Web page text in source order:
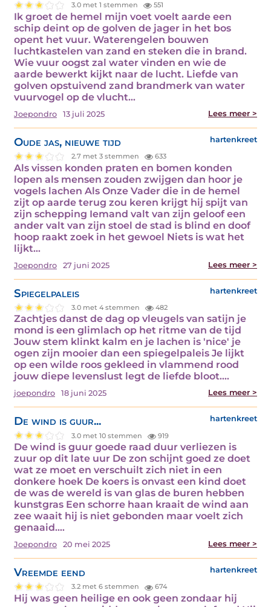
3.0 met 1 stemmen 551
Ik groet de hemel mijn voet voelt aarde een
schip deint op de golven de jager in het bos
opent het vuur. Waterengelen bouwen
luchtkastelen van zand en steken die in brand.
Wie vuur oogst zal water vinden en wie de
aarde bewerkt kijkt naar de lucht. Liefde van
golven opstuivend zand brandmerk van water
vuurvogel op de vlucht…
Joepondro 13 juli 2025 Lees meer >
Oude jas, nieuwe tijd hartenkreet
2.7 met 3 stemmen 633
Als vissen konden praten en bomen konden
lopen als mensen zouden zwijgen dan hoor je
vogels lachen Als Onze Vader die in de hemel
zijt op aarde terug zou keren krijgt hij spijt van
zijn schepping Iemand valt van zijn geloof een
ander valt van zijn stoel de stad is blind en doof
hoop raakt zoek in het gewoel Niets is wat het
lijkt…
Joepondro 27 juni 2025 Lees meer >
Spiegelpaleis hartenkreet
3.0 met 4 stemmen 482
Zachtjes danst de dag op vleugels van satijn je
mond is een glimlach op het ritme van de tijd
Jouw stem klinkt kalm en je lachen is 'nice' je
ogen zijn mooier dan een spiegelpaleis Je lijkt
op een wilde roos gekleed in vlammend rood
jouw diepe levenslust legt de liefde bloot.…
joepondro 18 juni 2025 Lees meer >
De wind is guur... hartenkreet
3.0 met 10 stemmen 919
De wind is guur goede raad duur verliezen is
zuur op dit late uur De zon schijnt goed ze doet
wat ze moet en verschuilt zich niet in een
donkere hoek De koers is onvast een kind doet
de was de wereld is van glas de buren hebben
kunstgras Een schorre haan kraait de wind aan
zee waait hij is niet gebonden maar voelt zich
genaaid.…
Joepondro 20 mei 2025 Lees meer >
Vreemde eend hartenkreet
3.2 met 6 stemmen 674
Hij was geen heilige en ook geen zondaar hij